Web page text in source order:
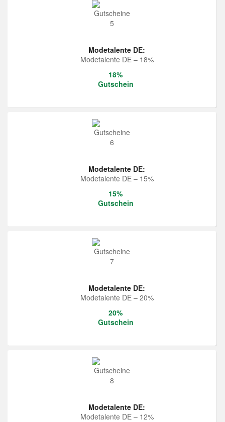
Modetalente DE:
Modetalente DE – 18%
18%
Gutschein
Modetalente DE:
Modetalente DE – 15%
15%
Gutschein
Modetalente DE:
Modetalente DE – 20%
20%
Gutschein
Modetalente DE:
Modetalente DE – 12%